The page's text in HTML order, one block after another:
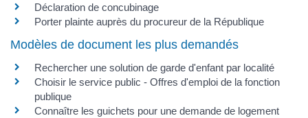
Déclaration de concubinage
Porter plainte auprès du procureur de la République
Modèles de document les plus demandés
Rechercher une solution de garde d'enfant par localité
Choisir le service public - Offres d'emploi de la fonction
publique
Connaître les guichets pour une demande de logement